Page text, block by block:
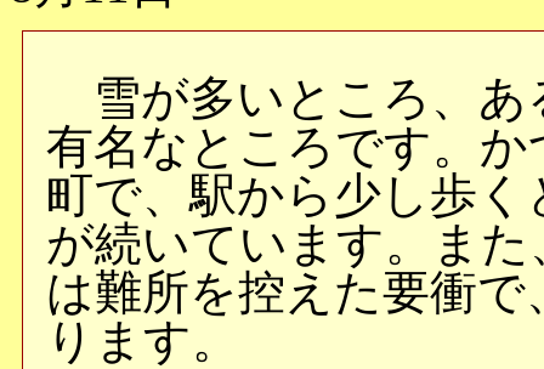
雪が多いところ、あ
有名なところです。
町で、駅から少し歩
が続いています。ま
は難所を控えた要衝
ります。